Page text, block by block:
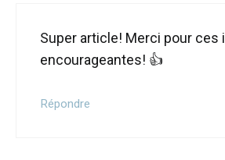
Super article! Merci pour ces
encourageantes! 👍
Répondre